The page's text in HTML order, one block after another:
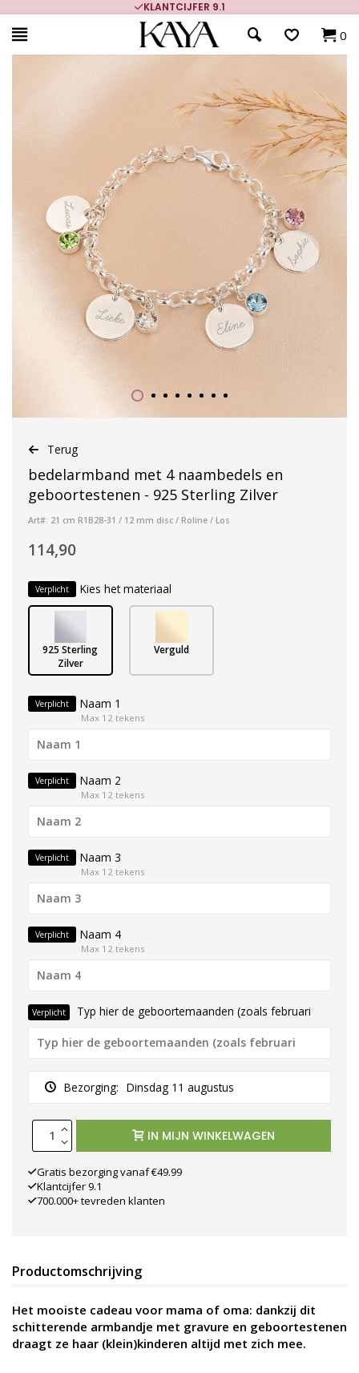
700.000+ TEVREDEN KLANTEN
0
Terug
bedelarmband met 4 naambedels en
geboortestenen - 925 Sterling Zilver
Art#: 21 cm R1B28-31 / 12 mm disc / Roline / Los
114,90
Verplicht Kies het materiaal
925 Sterling
Zilver
Verguld
Verplicht Naam 1
Max 12 tekens
Verplicht Naam 2
Max 12 tekens
Verplicht Naam 3
Max 12 tekens
Verplicht Naam 4
Max 12 tekens
Verplicht Typ hier de geboortemaanden (zoals februari
Bezorging: Dinsdag 11 augustus
IN MIJN WINKELWAGEN
Gratis bezorging vanaf €49.99
Klantcijfer 9.1
700.000+ tevreden klanten
Productomschrijving
Het mooiste cadeau voor mama of oma: dankzij dit
schitterende armbandje met gravure en geboortestenen
draagt ze haar (klein)kinderen altijd met zich mee.